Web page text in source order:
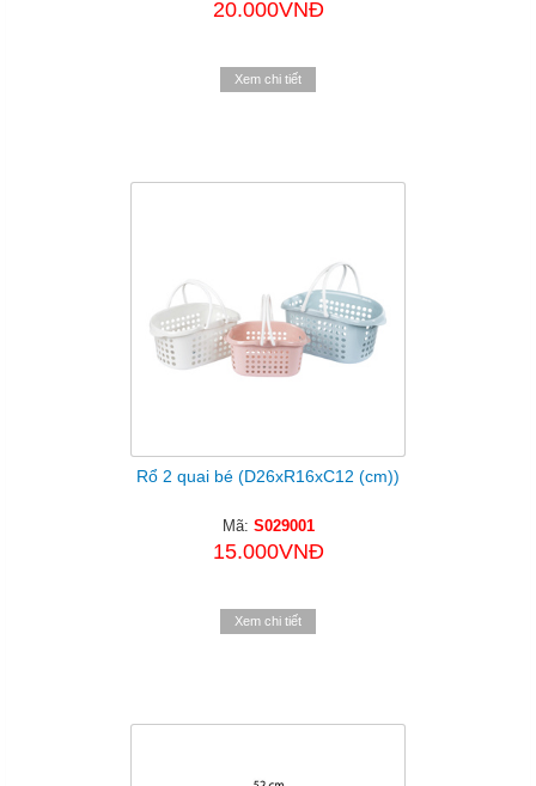
20.000VNĐ
Xem chi tiết
Rổ 2 quai bé (D26xR16xC12 (cm))
Mã: S029001
15.000VNĐ
Xem chi tiết